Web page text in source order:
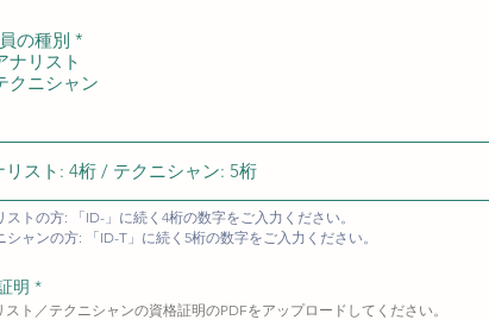
の種別 *
ナリスト
クニシャン
ストの方: 「ID-」に続く4桁の数字をご入力ください。
シャンの方: 「ID-T」に続く5桁の数字をご入力ください。
明 *
スト／テクニシャンの資格証明のPDFをアップロードしてください。